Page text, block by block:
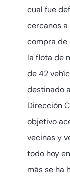
cual fue
cercanos
compra de
la flota de
de 42
destinado
Dirección
objetivo
vecinas y
todo hoy
más se ha